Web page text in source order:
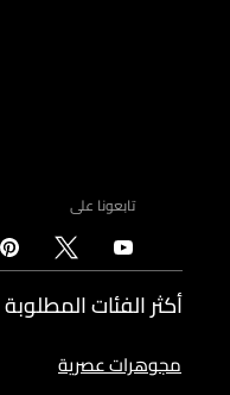
تابعونا على
أكثر الفئات المطلوبة
مجوهرات عصرية